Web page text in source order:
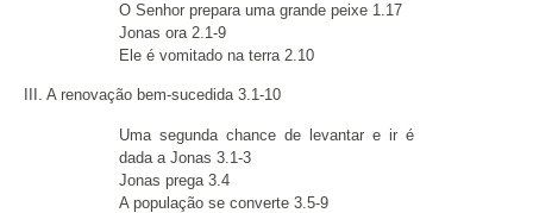
O Senhor prepara uma grande peixe 1.17
Jonas ora 2.1-9
Ele é vomitado na terra 2.10
III. A renovação bem-sucedida 3.1-10
Uma segunda chance de levantar e ir é
dada a Jonas 3.1-3
Jonas prega 3.4
A população se converte 3.5-9